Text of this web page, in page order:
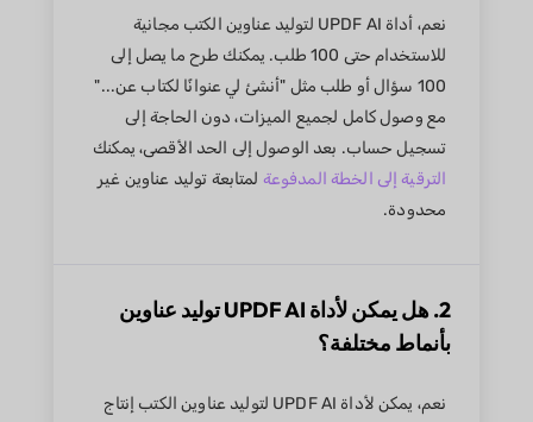
نعم، أداة UPDF AI لتوليد عناوين الكتب مجانية
للاستخدام حتى 100 طلب. يمكنك طرح ما يصل إلى
100 سؤال أو طلب مثل "أنشئ لي عنوانًا لكتاب عن..."
مع وصول كامل لجميع الميزات، دون الحاجة إلى
تسجيل حساب. بعد الوصول إلى الحد الأقصى، يمكنك
الترقية إلى الخطة المدفوعة لمتابعة توليد عناوين غير
محدودة.
2. هل يمكن لأداة UPDF AI توليد عناوين
بأنماط مختلفة؟
نعم، يمكن لأداة UPDF AI لتوليد عناوين الكتب إنتاج